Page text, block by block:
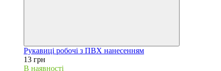
Рукавиці робочі з ПВХ нанесенням
13 грн
В наявності